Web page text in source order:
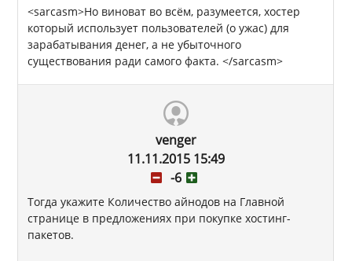
<sarcasm>Но виноват во всём, разумеется, хостер
который использует пользователей (о ужас) для
зарабатывания денег, а не убыточного
существования ради самого факта. </sarcasm>
venger
11.11.2015 15:49
-6
Тогда укажите Количество айнодов на Главной
странице в предложениях при покупке хостинг-
пакетов.